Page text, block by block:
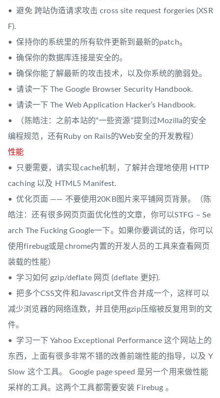
• 避免 跨站伪造请求攻击 cross site request forgeries (XSR
F).
• 保持你的系统里的所有软件更新到最新的patch。
• 确保你的数据库连接是安全的。
• 确保你能了解最新的攻击技术，以及你系统的脆弱处。
• 请读一下 The Google Browser Security Handbook.
• 请读一下 The Web Application Hacker’s Handbook.
• （陈皓注：之前本站的“一些资源”提到过Mozilla的安全
编程规范，还有Ruby on Rails的Web安全的开发教程）
性能
• 只要需要，请实现cache机制，了解并合理地使用 HTTP
caching 以及 HTML5 Manifest.
• 优化页面 —— 不要使用20KB图片来平铺网页背景。（陈
皓注：还有很多网页页面优化性的文章，你可以STFG – Se
arch The Fucking Google一下。如果你要调试的话，你可以
使用firebug或是chrome内置的开发人员的工具来查看网页
装载的性能）
• 学习如何 gzip/deflate 网页 (deflate 更好).
• 把多个CSS文件和Javascript文件合并成一个，这样可以
减少浏览器的网络连数，并且使用gzip压缩被反复用到的文
件。
• 学习一下 Yahoo Exceptional Performance 这个网站上的
东西，上面有很多非常不错的改善前端性能的指导，以及 Y
Slow 这个工具。 Google page speed 是另一个用来做性能
采样的工具。这两个工具都需要安装 Firebug 。